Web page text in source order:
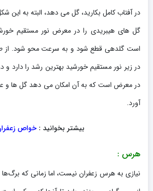
در آفتاب کامل بکارید، گل می دهد، البته به این
گل های هیبریدی را در معرض نور مستقیم
است گلدهی قطع شود و به سرعت محو شود. از
در زیر نور مستقیم خورشید بهترین رشد را دارد و
در معرض است که به آن امکان می دهد گل ها و
آورد.
بیشتر بخوانید :خواص
هرس :
نیازی به هرس زعفران نیست، اما زمانی که برگ‌ها